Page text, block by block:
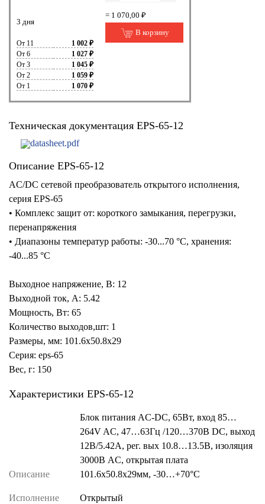
3 дня
От 11
1 002 ₽
От 6
1 027 ₽
От 3
1 045 ₽
От 2
1 059 ₽
От 1
1 070 ₽
= 1 070,00 ₽
В корзину
Техническая документация EPS-65-12
datasheet.pdf
Описание EPS-65-12
AC/DC сетевой преобразователь открытого исполнения,
серия EPS-65
• Комплекс защит от: короткого замыкания, перегрузки,
перенапряжения
• Диапазоны температур работы: -30...70 °C, хранения:
-40...85 °C
Выходное напряжение, В: 12
Выходной ток, А: 5.42
Мощность, Вт: 65
Количество выходов,шт: 1
Размеры, мм: 101.6x50.8x29
Серия: eps-65
Вес, г: 150
Характеристики EPS-65-12
Описание
Блок питания AC-DC, 65Вт, вход 85…
264V AC, 47…63Гц /120…370В DC, выход
12В/5.42A, рег. вых 10.8…13.5В, изоляция
3000В AC, открытая плата
101.6х50.8х29мм, -30…+70°С
Исполнение Открытый